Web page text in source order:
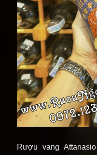
Rượu vang